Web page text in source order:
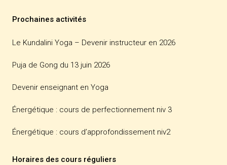
Prochaines activités
Le Kundalini Yoga – Devenir instructeur en 2026
Puja de Gong du 13 juin 2026
Devenir enseignant en Yoga
Énergétique : cours de perfectionnement niv 3
Énergétique : cours d’approfondissement niv2
Horaires des cours réguliers